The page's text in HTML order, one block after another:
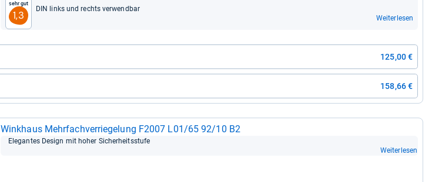
Sehr gut
1,3
DIN links und rechts ver­wend­bar
Weiterlesen
125,00 €
158,66 €
Wink­haus Mehr­fach­ver­rie­ge­lung F2007 L01/65 92/10 B2
Ele­gan­tes Design mit hoher Sicher­heits­stufe
Weiterlesen